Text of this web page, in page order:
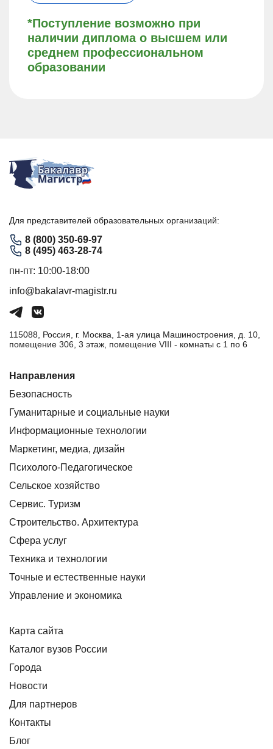
*Поступление возможно при
наличии диплома о высшем или
среднем профессиональном
образовании
Для представителей образовательных организаций:
8 (800) 350-69-97
8 (495) 463-28-74
пн-пт: 10:00-18:00
info@bakalavr-magistr.ru
115088, Россия, г. Москва, 1-ая улица Машиностроения, д. 10,
помещение 306, 3 этаж, помещение VIII - комнаты с 1 по 6
Направления
Безопасность
Гуманитарные и социальные науки
Информационные технологии
Маркетинг, медиа, дизайн
Психолого-Педагогическое
Сельское хозяйство
Сервис. Туризм
Строительство. Архитектура
Сфера услуг
Техника и технологии
Точные и естественные науки
Управление и экономика
Карта сайта
Каталог вузов России
Города
Новости
Для партнеров
Контакты
Блог